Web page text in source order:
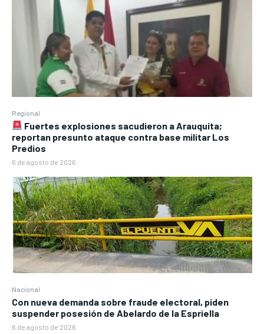
Regional
Fuertes explosiones sacudieron a Arauquita;
reportan presunto ataque contra base militar Los
Predios
6 de agosto de 2026
Nacional
Con nueva demanda sobre fraude electoral, piden
suspender posesión de Abelardo de la Espriella
6 de agosto de 2026